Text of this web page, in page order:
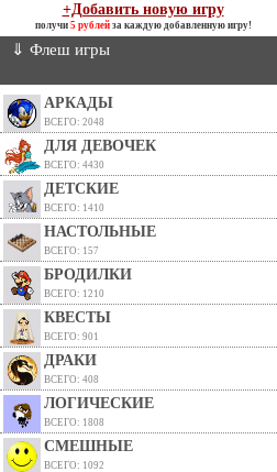
+Добавить новую игру
получи 5 рублейза каждую добавленную игру!
⇓ Флеш игры
АРКАДЫ
ВСЕГО: 2048
ДЛЯ ДЕВОЧЕК
ВСЕГО: 4430
ДЕТСКИЕ
ВСЕГО: 1410
НАСТОЛЬНЫЕ
ВСЕГО: 157
БРОДИЛКИ
ВСЕГО: 1210
КВЕСТЫ
ВСЕГО: 901
ДРАКИ
ВСЕГО: 408
ЛОГИЧЕСКИЕ
ВСЕГО: 1808
СМЕШНЫЕ
ВСЕГО: 1092